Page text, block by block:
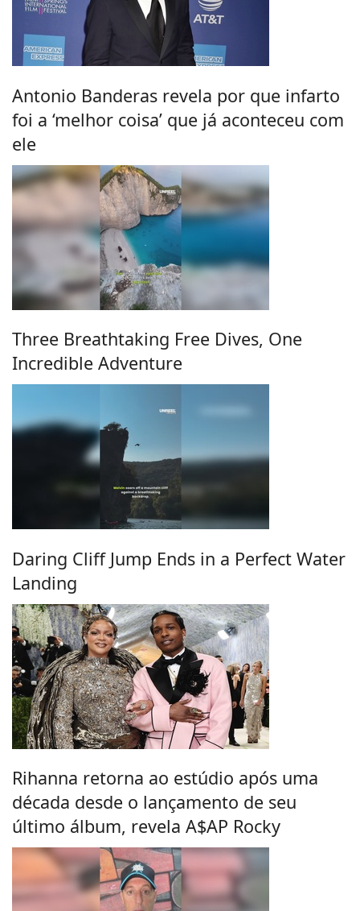
Antonio Banderas revela por que infarto
foi a ‘melhor coisa’ que já aconteceu com
ele
Three Breathtaking Free Dives, One
Incredible Adventure
Daring Cliff Jump Ends in a Perfect Water
Landing
Rihanna retorna ao estúdio após uma
década desde o lançamento de seu
último álbum, revela A$AP Rocky